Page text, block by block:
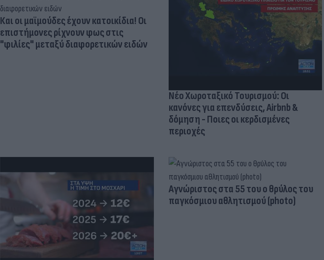
Και οι μαϊμούδες έχουν κατοικίδια! Οι
επιστήμονες ρίχνουν φως στις
"φιλίες" μεταξύ διαφορετικών ειδών
Νέο Χωροταξικό Τουρισμού: Οι
κανόνες για επενδύσεις, Airbnb &
δόμηση - Ποιες οι κερδισμένες
περιοχές
Aγνώριστος στα 55 του ο θρύλος του
παγκόσμιου αθλητισμού (photo)